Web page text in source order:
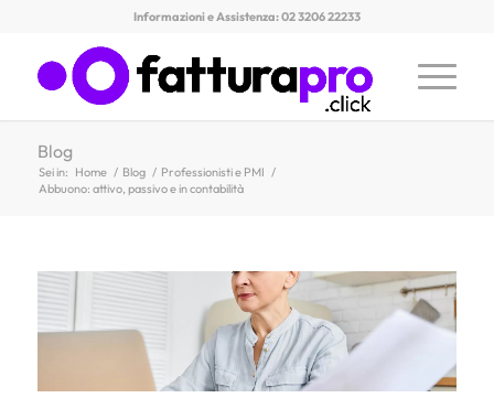
Informazioni e Assistenza: 02 3206 22233
Blog
Sei in: Home / Blog / Professionisti e PMI /
Abbuono: attivo, passivo e in contabilità